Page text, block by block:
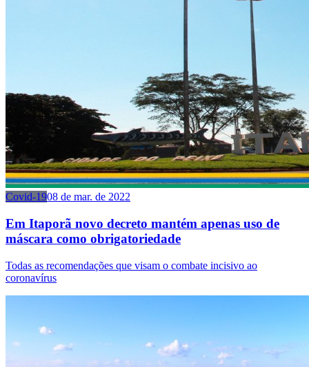
Covid-1908 de mar. de 2022
Em Itaporã novo decreto mantém apenas uso de
máscara como obrigatoriedade
Todas as recomendações que visam o combate incisivo ao
coronavírus